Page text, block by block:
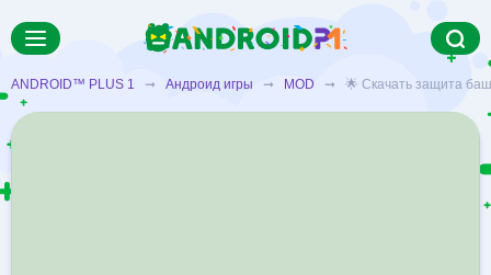
ANDROID™ PLUS 1 ➞ Андроид игры ➞ MOD ➞ 🌟 Скачать защита